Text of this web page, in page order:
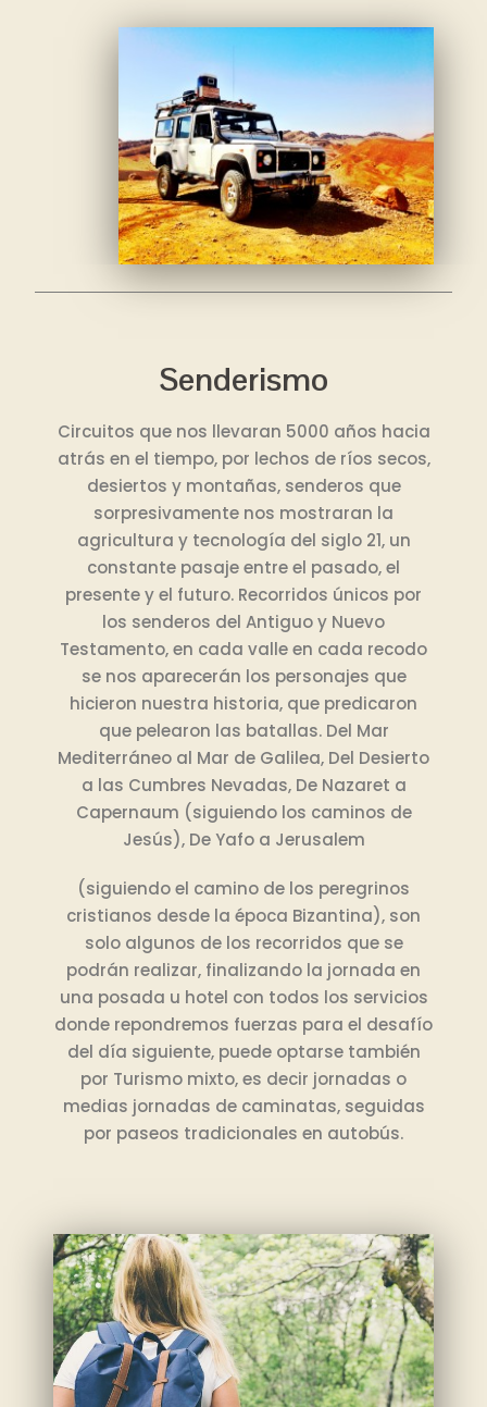
Senderismo
Circuitos que nos llevaran 5000 años hacia
atrás en el tiempo, por lechos de ríos secos,
desiertos y montañas, senderos que
sorpresivamente nos mostraran la
agricultura y tecnología del siglo 21, un
constante pasaje entre el pasado, el
presente y el futuro. Recorridos únicos por
los senderos del Antiguo y Nuevo
Testamento, en cada valle en cada recodo
se nos aparecerán los personajes que
hicieron nuestra historia, que predicaron
que pelearon las batallas. Del Mar
Mediterráneo al Mar de Galilea, Del Desierto
a las Cumbres Nevadas, De Nazaret a
Capernaum (siguiendo los caminos de
Jesús), De Yafo a Jerusalem
(siguiendo el camino de los peregrinos
cristianos desde la época Bizantina), son
solo algunos de los recorridos que se
podrán realizar, finalizando la jornada en
una posada u hotel con todos los servicios
donde repondremos fuerzas para el desafío
del día siguiente, puede optarse también
por Turismo mixto, es decir jornadas o
medias jornadas de caminatas, seguidas
por paseos tradicionales en autobús.